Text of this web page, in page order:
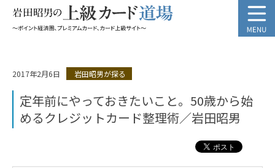
2017年2月6日 岩田昭男が探る
定年前にやっておきたいこと。50歳から始
めるクレジットカード整理術／岩田昭男